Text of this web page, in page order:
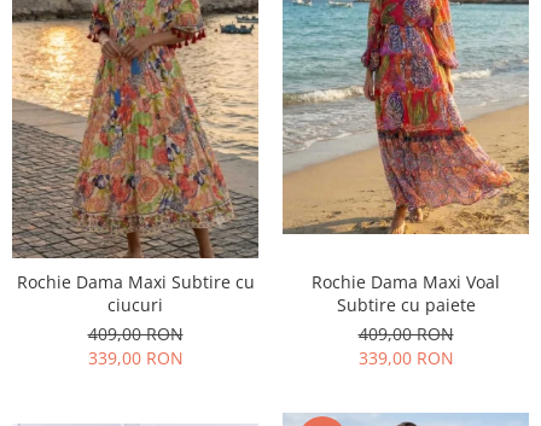
Rochie Dama Maxi Subtire cu
ciucuri
409,00 RON
339,00 RON
Rochie Dama Maxi Voal
Subtire cu paiete
409,00 RON
339,00 RON